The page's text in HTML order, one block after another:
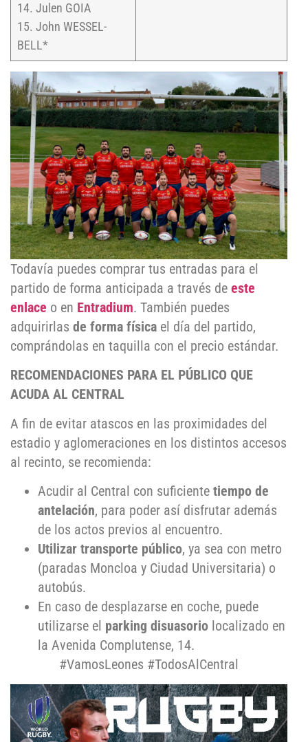
14. Julen GOIA
15. John WESSEL-
BELL*
Todavía puedes comprar tus entradas para el
partido de forma anticipada a través de este
enlace o en Entradium. También puedes
adquirirlas de forma física el día del partido,
comprándolas en taquilla con el precio estándar.
RECOMENDACIONES PARA EL PÚBLICO QUE
ACUDA AL CENTRAL
A fin de evitar atascos en las proximidades del
estadio y aglomeraciones en los distintos accesos
al recinto, se recomienda:
Acudir al Central con suficiente tiempo de
antelación, para poder así disfrutar además
de los actos previos al encuentro.
Utilizar transporte público, ya sea con metro
(paradas Moncloa y Ciudad Universitaria) o
autobús.
En caso de desplazarse en coche, puede
utilizarse el parking disuasorio localizado en
la Avenida Complutense, 14.
#VamosLeones #TodosAlCentral